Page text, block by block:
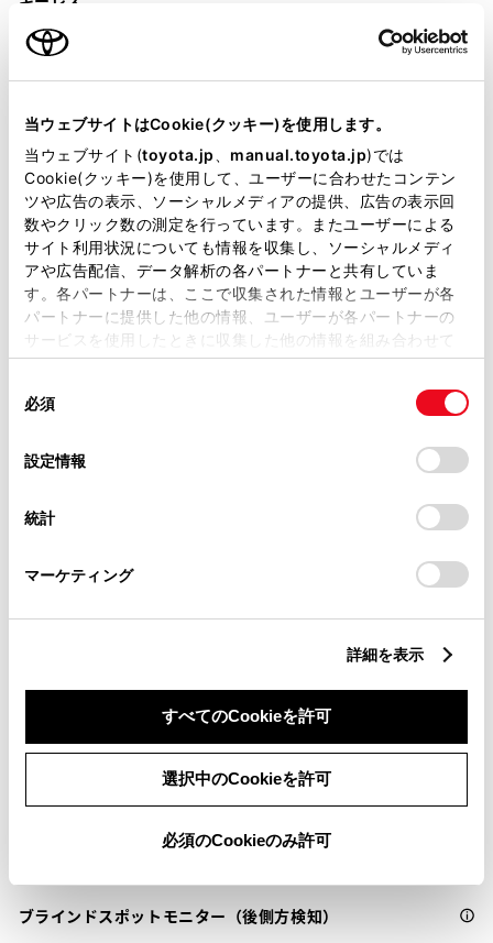
当ウェブサイトはCookie(クッキー)を使用します。
当ウェブサイト(toyota.jp manual.toyota.jp)では
Cookie(クッキー)を使用して、ユーザーに合わせたコンテン
ツや広告の表示、ソーシャルメディアの提供、広告の表示回
数やクリック数の測定を行っています。またユーザーによる
サイト利用状況についても情報を収集し、ソーシャルメディ
アや広告配信、データ解析の各パートナーと共有していま
す。各パートナーは、ここで収集された情報とユーザーが各
パートナーに提供した他の情報、ユーザーが各パートナーの
サービスを使用したときに収集した他の情報を組み合わせて
使用することがあります。当ウェブサイトの使用を続行する
デバイスにすべてのCookie(クッキー)が保存されることに同
意したことになります。Cookie(クッキー)のオプトアウト、
設定の変更、同意を撤回したりするにあたっては、当社の
「Cookie（クッキー）情報の取り扱いについて
」をご覧くだ
必須
設定情報
統計
マーケティング
詳細を表示
すべてのCookieを許可
選択中のCookieを許可
必須のCookieのみ許可
：ｽﾏｰﾄｷ-
ETC
※ セットアップ費用は別途申し受けます
安全装置・運転サポート
サポカー
Toyota Safety Sense・Lexus Safety Systemのﾌﾟﾘｸﾗｯｼｭｾｰﾌﾃｨ
車線逸脱警報
ブラインドスポットモニター（後側方検知）